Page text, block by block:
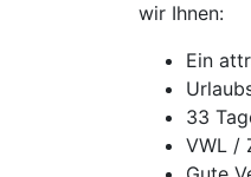
wir Ihnen:
Ein
33
VWL /